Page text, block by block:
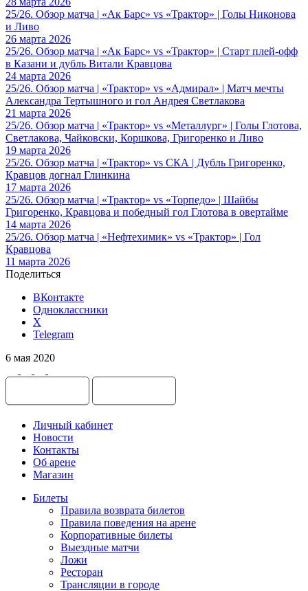
25/26. Обзор матча | «Ак Барс» vs «Трактор» | Голы Никонова
и Ливо
26 марта 2026
25/26. Обзор матча | «Ак Барс» vs «Трактор» | Старт плей-офф
в Казани и дубль Витали Кравцова
24 марта 2026
25/26. Обзор матча | «Трактор» vs «Адмирал» | Матч мечты
Александра Тертышного и гол Андрея Светлакова
21 марта 2026
25/26. Обзор матча | «Трактор» vs «Металлург» | Голы Глотова,
Светлакова, Чайковски, Коршкова, Григоренко и Ливо
19 марта 2026
25/26. Обзор матча | «Трактор» vs СКА | Дубль Григоренко,
Кравцов догнал Глинкина
17 марта 2026
25/26. Обзор матча | «Трактор» vs «Торпедо» | Шайбы
Григоренко, Кравцова и победный гол Глотова в овертайме
14 марта 2026
25/26. Обзор матча | «Нефтехимик» vs «Трактор» | Гол
Кравцова
11 марта 2026
Поделиться
ВКонтакте
Одноклассники
X
Telegram
6 мая 2020
Личный кабинет
Новости
Контакты
Об арене
Магазин
Билеты
Правила возврата билетов
Правила поведения на арене
Корпоративные билеты
Выездные матчи
Ложи
Ресторан
Трансляции в городе